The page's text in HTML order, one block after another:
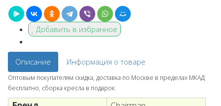
Добавить в избранное
Описание Информация о товаре
Оптовым покупателям скидка, доставка по Москве в пределах МКАД
бесплатно, сборка кресла в подарок.